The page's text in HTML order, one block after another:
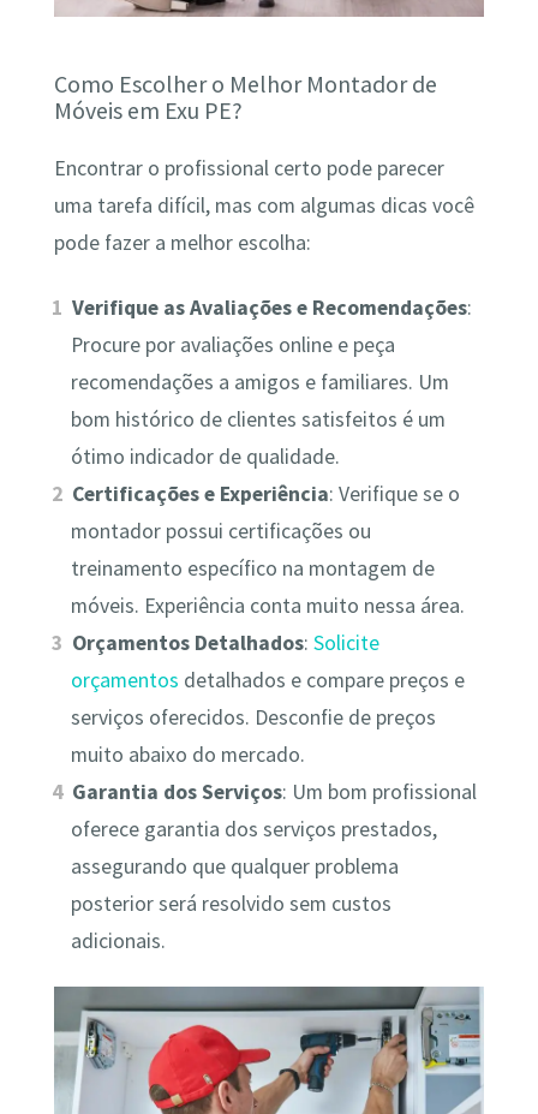
Como Escolher o Melhor Montador de
Móveis em Exu PE?
Encontrar o profissional certo pode parecer
uma tarefa difícil, mas com algumas dicas você
pode fazer a melhor escolha:
Verifique as Avaliações e Recomendações:
Procure por avaliações online e peça
recomendações a amigos e familiares. Um
bom histórico de clientes satisfeitos é um
ótimo indicador de qualidade.
Certificações e Experiência: Verifique se o
montador possui certificações ou
treinamento específico na montagem de
móveis. Experiência conta muito nessa área.
Orçamentos Detalhados:Solicite
orçamentos detalhados e compare preços e
serviços oferecidos. Desconfie de preços
muito abaixo do mercado.
Garantia dos Serviços: Um bom profissional
oferece garantia dos serviços prestados,
assegurando que qualquer problema
posterior será resolvido sem custos
adicionais.